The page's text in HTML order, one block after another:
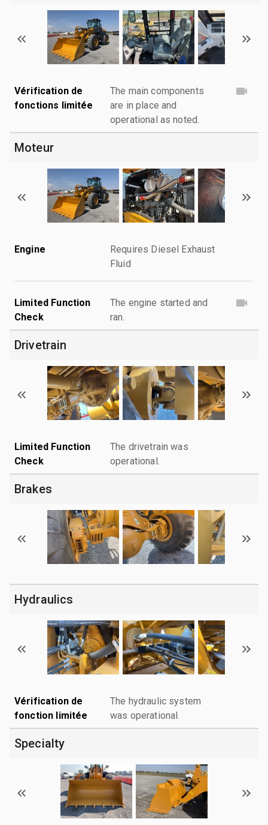
Vérification de
fonctions limitée
The main components
are in place and
operational as noted.
Moteur
Engine
Requires Diesel Exhaust
Fluid
Limited Function
Check
The engine started and
ran.
Drivetrain
Limited Function
Check
The drivetrain was
operational.
Brakes
Hydraulics
Vérification de
fonction limitée
The hydraulic system
was operational.
Specialty